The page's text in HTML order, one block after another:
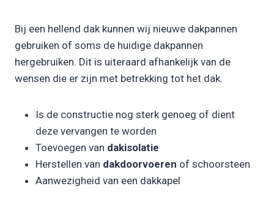
Bij een hellend dak kunnen wij nieuwe dakpannen
gebruiken of soms de huidige dakpannen
hergebruiken. Dit is uiteraard afhankelijk van de
wensen die er zijn met betrekking tot het dak.
Is de constructie nog sterk genoeg of dient
deze vervangen te worden
Toevoegen van dakisolatie
Herstellen van dakdoorvoeren of schoorsteen
Aanwezigheid van een dakkapel